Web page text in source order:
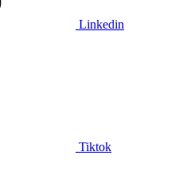
Linkedin
Tiktok